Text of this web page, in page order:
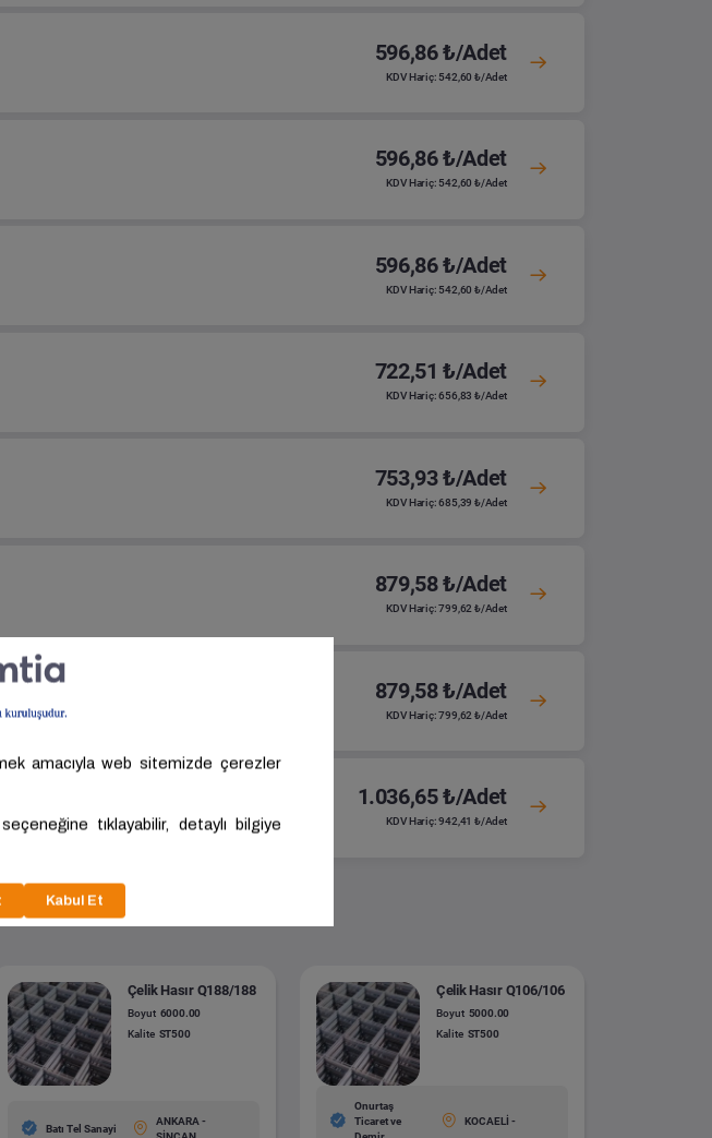
596,86 ₺/Adet
KDV Hariç: 542,60 ₺/Adet
596,86 ₺/Adet
KDV Hariç: 542,60 ₺/Adet
596,86 ₺/Adet
KDV Hariç: 542,60 ₺/Adet
722,51 ₺/Adet
KDV Hariç: 656,83 ₺/Adet
753,93 ₺/Adet
KDV Hariç: 685,39 ₺/Adet
879,58 ₺/Adet
KDV Hariç: 799,62 ₺/Adet
879,58 ₺/Adet
KDV Hariç: 799,62 ₺/Adet
1.036,65 ₺/Adet
KDV Hariç: 942,41 ₺/Adet
Çelik Hasır Q188/188
Boyut 6000.00
Kalite ST500
Batı Tel Sanayi
ANKARA -
Çelik Hasır Q106/106
Boyut 5000.00
Kalite ST500
Onurtaş
Ticaret ve
KOCAELİ -